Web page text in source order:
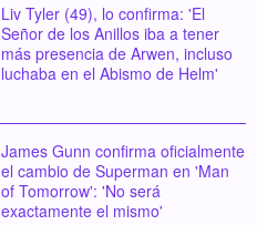
Liv Tyler (49), lo confirma: 'El
Señor de los Anillos iba a tener
más presencia de Arwen, incluso
luchaba en el Abismo de Helm'
James Gunn confirma oficialmente
el cambio de Superman en 'Man
of Tomorrow': 'No será
exactamente el mismo'